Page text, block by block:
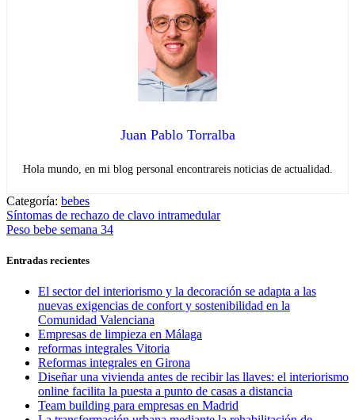
Juan Pablo Torralba
Hola mundo, en mi blog personal encontrareis noticias de actualidad.
Categoría: bebes
Navegación
de
entradas
Entrada
anterior:
Síntomas de rechazo de clavo intramedular
Entrada
Peso bebe semana 34
Entradas recientes
El sector del interiorismo y la decoración se adapta a las
nuevas exigencias de confort y sostenibilidad en la
Comunidad Valenciana
Empresas de limpieza en Málaga
reformas integrales Vitoria
Reformas integrales en Girona
Diseñar una vivienda antes de recibir las llaves: el interiorismo
online facilita la puesta a punto de casas a distancia
Team building para empresas en Madrid